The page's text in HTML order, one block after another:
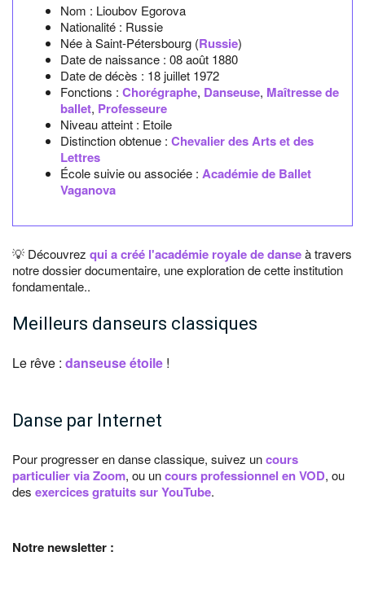
Nom : Lioubov Egorova
Nationalité : Russie
Née àSaint-Pétersbourg (Russie)
Date de naissance : 08 août 1880
Date de décès : 18 juillet 1972
Fonctions : Chorégraphe, Danseuse, Maîtresse de
ballet, Professeure
Niveau atteint : Etoile
Distinction obtenue : Chevalier des Arts et des
Lettres
École suivie ou associée : Académie de Ballet
Vaganova
💡 Découvrez qui a créé l'académie royale de danseà travers
notre dossier documentaire, une exploration de cette institution
fondamentale..
Meilleurs danseurs classiques
Le rêve : danseuse étoile !
Danse par Internet
Pour progresser en danse classique, suivez uncours
particulier via Zoom, ou uncours professionnel en VOD, ou
des exercices gratuits sur YouTube.
Notre newsletter :